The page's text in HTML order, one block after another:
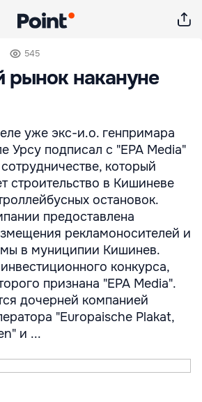
545
рынок накануне
уже экс-и.о. генпримара
Урсу подписал с "EPA Media"
который
строительство в Кишиневе
остановок.
предоставлена
рекламоносителей и
в муниципии Кишинев.
конкурса,
признана "EPA Media".
дочерней компанией
"Europaische Plakat,
и ...